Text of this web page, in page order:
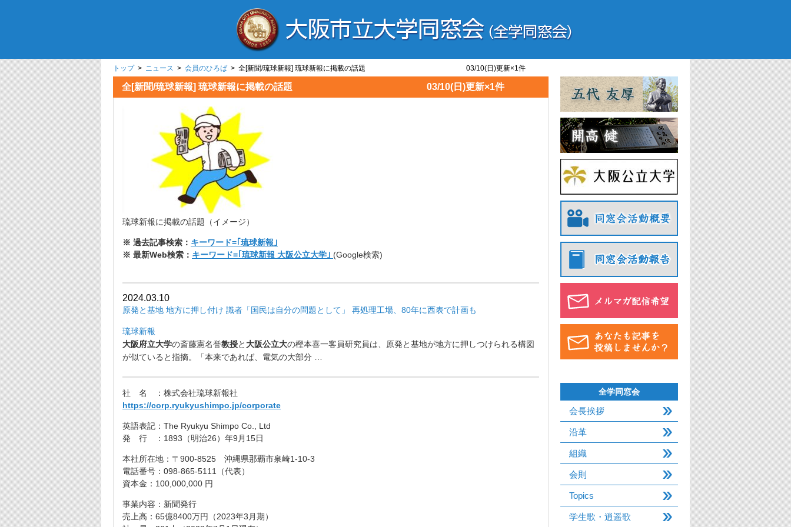
トップ> ニュース > 会員のひろば > 全[新聞/琉球新報] 琉球新報に掲載の話題 03/10(日)更新×1件
全[新聞/琉球新報] 琉球新報に掲載の話題 03/10(日)更新×1件
琉球新報に掲載の話題（イメージ）
※ 過去記事検索： キーワード=｢琉球新報｣
※ 最新Web検索： キーワード=｢琉球新報 大阪公立大学｣ (Google検索)
2024.03.10
原発と基地 地方に押し付け 識者「国民は自分の問題として」 再処理工場、80年に西表で計画も
琉球新報
大阪府立大学の斎藤憲名誉教授と 大阪公立大の樫本喜一客員研究員は、原発と基地が地方に押しつけられる構図
が似ていると指摘。「本来であれば、電気の大部分 …
社 名 ：株式会社琉球新報社
https://corp.ryukyushimpo.jp/corporate
英語表記：The Ryukyu Shimpo Co., Ltd
発 行 ：1893（明治26）年9月15日
本社所在地：〒900-8525 沖縄県那覇市泉崎1-10-3
電話番号：098-865-5111（代表）
資本金：100,000,000 円
事業内容：新聞発行
売上高：65億8400万円（2023年3月期）
全学同窓会
会長挨拶
沿革
組織
会則
Topics
学生歌・逍遥歌